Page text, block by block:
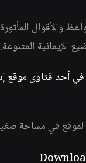
المأثورة
الإيمانية المتنوعة.
أحد فتاوى موقع
في مساحة